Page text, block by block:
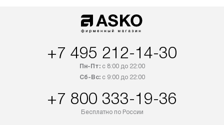
+7 495 212-14-30
Пн-Пт:с 8:00 до 22:00
Сб-Вс:с 9:00 до 22:00
+7 800 333-19-36
Бесплатно по России